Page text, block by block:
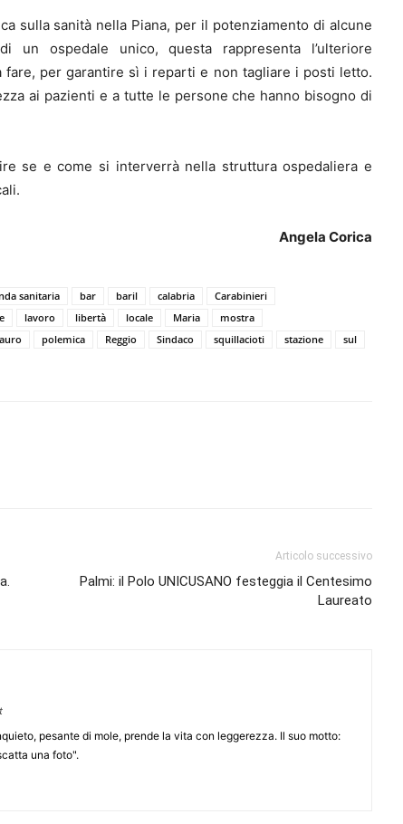
sulla sanità nella Piana, per il potenziamento di alcune
un ospedale unico, questa rappresenta l’ulteriore
per garantire sì i reparti e non tagliare i posti letto.
ai pazienti e a tutte le persone che hanno bisogno di
se e come si interverrà nella struttura ospedaliera e
Angela Corica
sanitaria bar baril calabria
Carabinieri
lavoro libertà locale Maria
mostra
polemica Reggio Sindaco squillacioti stazione
sul
Articolo successivo
Palmi: il Polo UNICUSANO festeggia il Centesimo
Laureato
pesante di mole, prende la vita con leggerezza. Il suo motto:
una foto".